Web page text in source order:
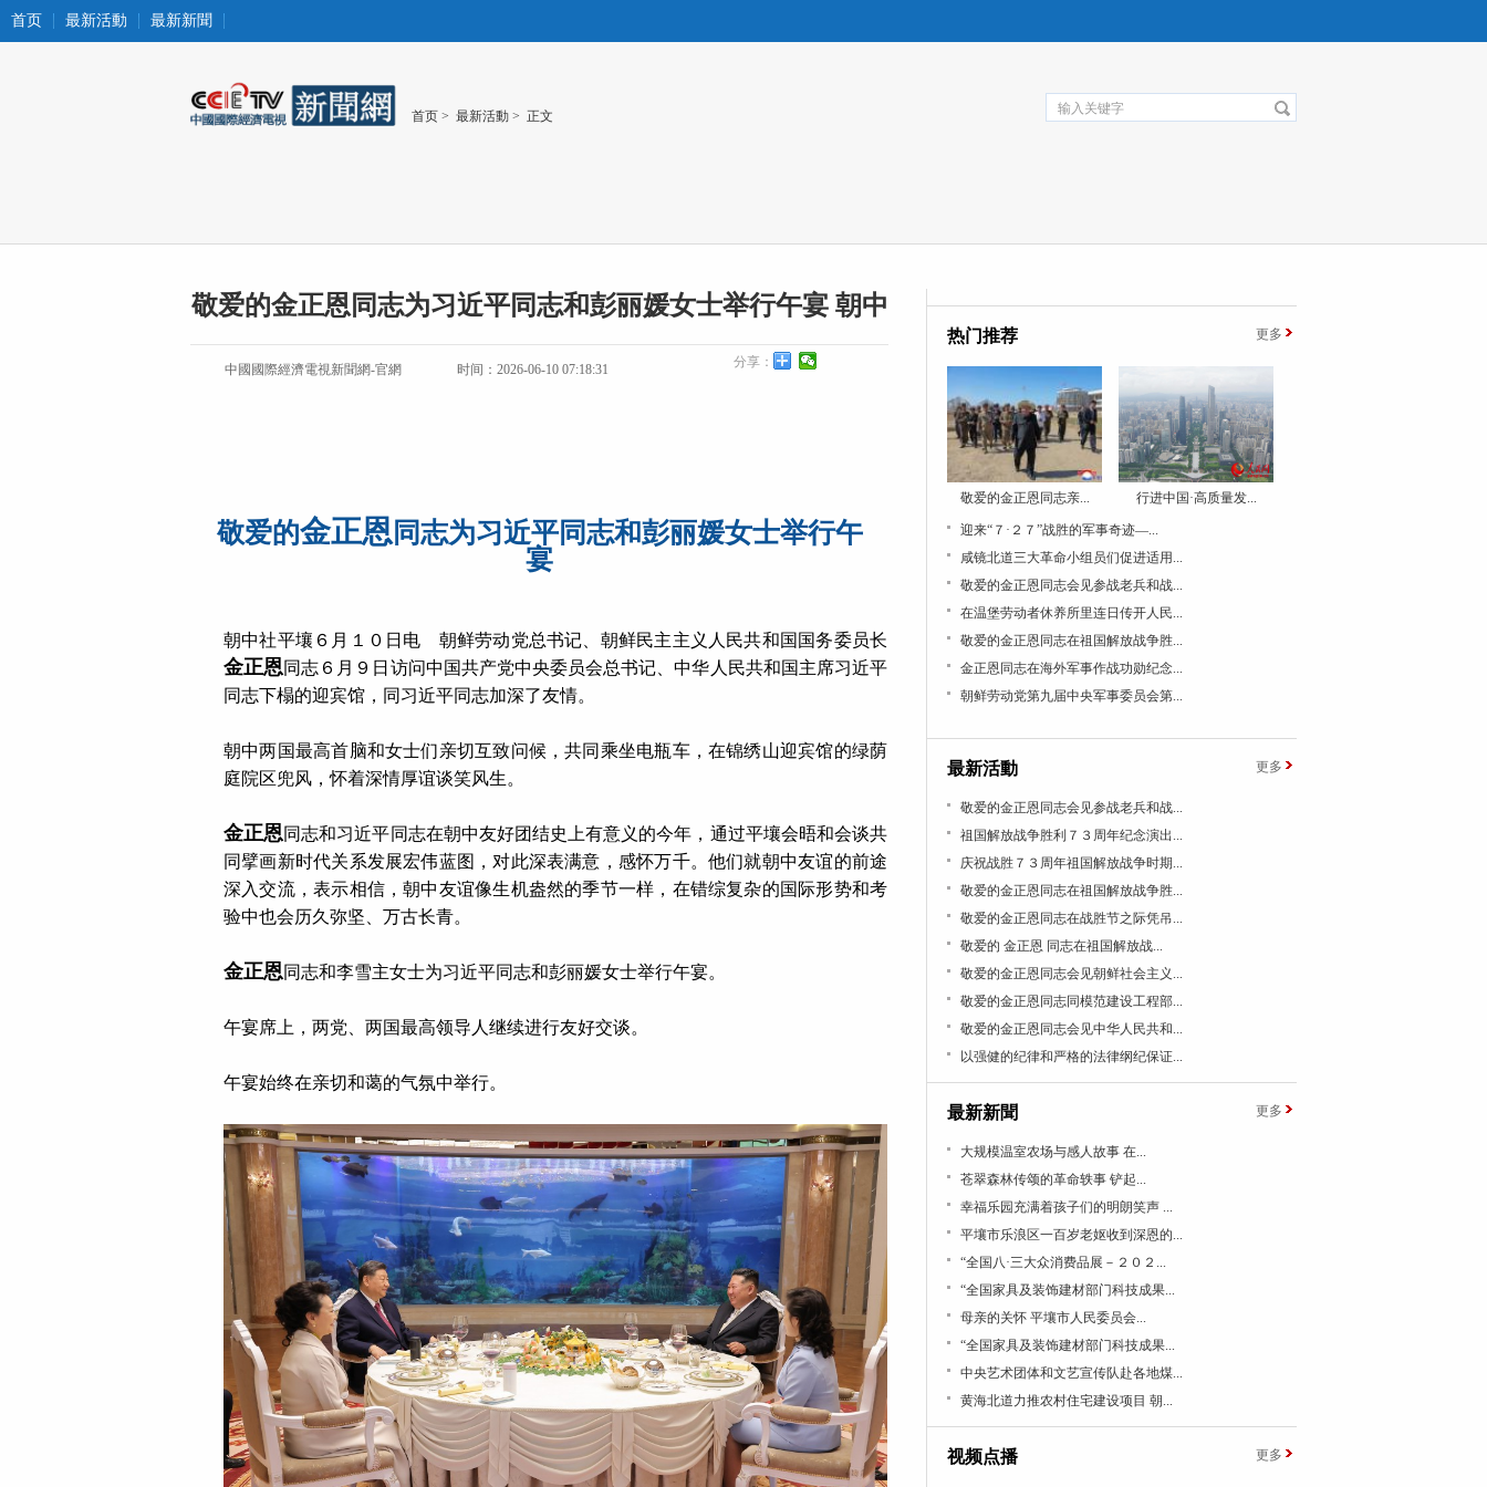
首页 最新活動 最新新聞
首页 > 最新活動 > 正文
敬爱的金正恩同志为习近平同志和彭丽媛女士举行午宴 朝中
中國國際經濟電視新聞網-官網 时间：2026-06-10 07:18:31 分享：
敬爱的金正恩 同志为习近平同志和彭丽媛女士举行午
宴
朝中社平壤６月１０日电 朝鲜劳动党总书记、朝鲜民主主义人民共和国国务委员长
金正恩同志６月９日访问中国共产党中央委员会总书记、中华人民共和国主席习近平
同志下榻的迎宾馆，同习近平同志加深了友情。
朝中两国最高首脑和女士们亲切互致问候，共同乘坐电瓶车，在锦绣山迎宾馆的绿荫
庭院区兜风，怀着深情厚谊谈笑风生。
金正恩同志和习近平同志在朝中友好团结史上有意义的今年，通过平壤会晤和会谈共
同擘画新时代关系发展宏伟蓝图，对此深表满意，感怀万千。他们就朝中友谊的前途
深入交流，表示相信，朝中友谊像生机盎然的季节一样，在错综复杂的国际形势和考
验中也会历久弥坚、万古长青。
金正恩同志和李雪主女士为习近平同志和彭丽媛女士举行午宴。
午宴席上，两党、两国最高领导人继续进行友好交谈。
午宴始终在亲切和蔼的气氛中举行。
热门推荐 更多
敬爱的金正恩同志亲... 行进中国·高质量发...
迎来“７·２７”战胜的军事奇迹―...
咸镜北道三大革命小组员们促进适用...
敬爱的金正恩同志会见参战老兵和战...
在温堡劳动者休养所里连日传开人民...
敬爱的金正恩同志在祖国解放战争胜...
金正恩同志在海外军事作战功勋纪念...
朝鲜劳动党第九届中央军事委员会第...
最新活動 更多
敬爱的金正恩同志会见参战老兵和战...
祖国解放战争胜利７３周年纪念演出...
庆祝战胜７３周年祖国解放战争时期...
敬爱的金正恩同志在祖国解放战争胜...
敬爱的金正恩同志在战胜节之际凭吊...
敬爱的 金正恩 同志在祖国解放战...
敬爱的金正恩同志会见朝鲜社会主义...
敬爱的金正恩同志同模范建设工程部...
敬爱的金正恩同志会见中华人民共和...
以强健的纪律和严格的法律纲纪保证...
最新新聞 更多
大规模温室农场与感人故事 在...
苍翠森林传颂的革命轶事 铲起...
幸福乐园充满着孩子们的明朗笑声 ...
平壤市乐浪区一百岁老妪收到深恩的...
“全国八·三大众消费品展－２０２...
“全国家具及装饰建材部门科技成果...
母亲的关怀 平壤市人民委员会...
“全国家具及装饰建材部门科技成果...
中央艺术团体和文艺宣传队赴各地煤...
黄海北道力推农村住宅建设项目 朝...
视频点播 更多